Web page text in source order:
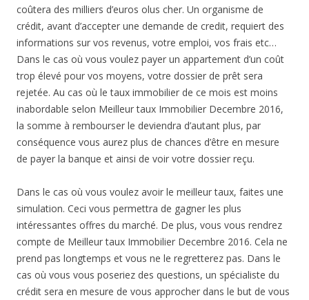
coûtera des milliers d’euros olus cher. Un organisme de
crédit, avant d’accepter une demande de credit, requiert des
informations sur vos revenus, votre emploi, vos frais etc…
Dans le cas où vous voulez payer un appartement d’un coût
trop élevé pour vos moyens, votre dossier de prêt sera
rejetée. Au cas où le taux immobilier de ce mois est moins
inabordable selon Meilleur taux Immobilier Decembre 2016,
la somme à rembourser le deviendra d’autant plus, par
conséquence vous aurez plus de chances d’être en mesure
de payer la banque et ainsi de voir votre dossier reçu.
Dans le cas où vous voulez avoir le meilleur taux, faites une
simulation. Ceci vous permettra de gagner les plus
intéressantes offres du marché. De plus, vous vous rendrez
compte de Meilleur taux Immobilier Decembre 2016. Cela ne
prend pas longtemps et vous ne le regretterez pas. Dans le
cas où vous vous poseriez des questions, un spécialiste du
crédit sera en mesure de vous approcher dans le but de vous